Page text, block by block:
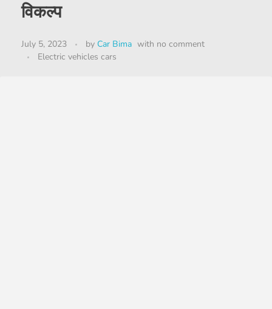
विकल्प
July 5, 2023 by Car Bima with no comment
Electric vehicles cars